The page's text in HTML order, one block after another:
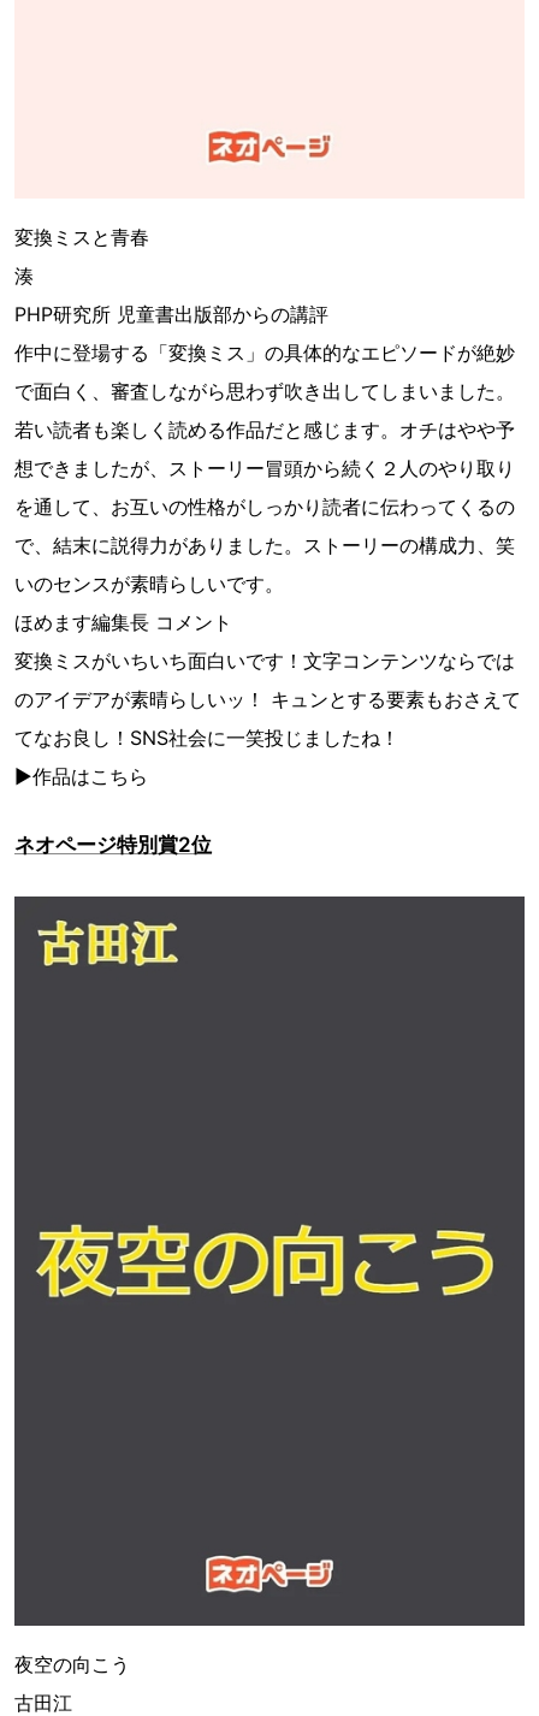
変換ミスと青春
湊
PHP研究所 児童書出版部からの講評
作中に登場する「変換ミス」の具体的なエピソードが絶妙
で面白く、審査しながら思わず吹き出してしまいました。
若い読者も楽しく読める作品だと感じます。オチはやや予
想できましたが、ストーリー冒頭から続く２人のやり取り
を通して、お互いの性格がしっかり読者に伝わってくるの
で、結末に説得力がありました。ストーリーの構成力、笑
いのセンスが素晴らしいです。
ほめます編集長 コメント
変換ミスがいちいち面白いです！文字コンテンツならでは
のアイデアが素晴らしいッ！ キュンとする要素もおさえて
てなお良し！SNS社会に一笑投じましたね！
▶作品はこちら
ネオページ特別賞2位
夜空の向こう
古田江